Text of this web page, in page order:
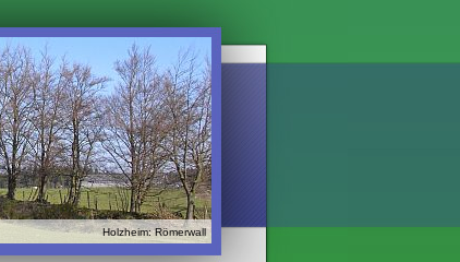
Holzheim: Römerwall